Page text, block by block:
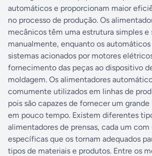
automáticos e proporcionam maior
no processo de produção. Os
mecânicos têm uma estrutura simples e
manualmente, enquanto os automáticos
sistemas acionados por motores
fornecimento das peças ao dispositivo
moldagem. Os alimentadores
comumente utilizados em linhas de
pois são capazes de fornecer um
em pouco tempo. Existem diferentes
alimentadores de prensas, cada um
específicas que os tornam adequados
tipos de materiais e produtos. Entre os